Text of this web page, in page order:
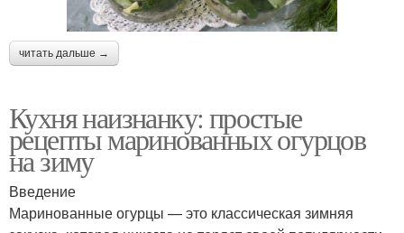
читать дальше →
Кухня наизнанку: простые
рецепты маринованных огурцов
на зиму
Введение
Маринованные огурцы — это классическая зимняя